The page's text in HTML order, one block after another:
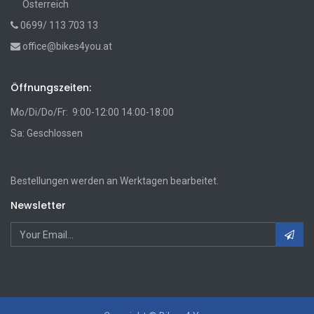
Österreich
0699/ 113 703 13
office@bikes4you.at
Öffnungszeiten:
Mo/Di/Do/Fr: 9:00-12:00 14:00-18:00
Sa: Geschlossen
Bestellungen werden an Werktagen bearbeitet.
Newsletter